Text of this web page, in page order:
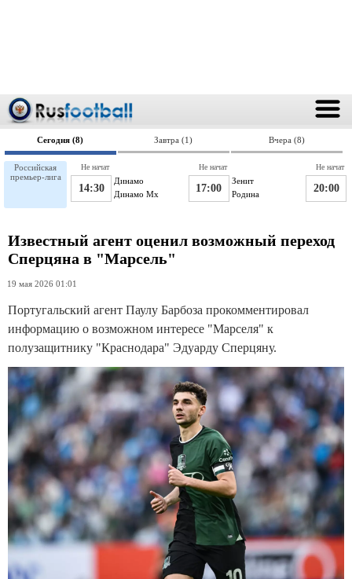
Сегодня (8) Завтра (1) Вчера (8)
Российская
премьер-лига
Динамо
14:30 Динамо Мх
Не начат
Зенит
17:00 Родина
Не начат
20:00
Не начат
Известный агент оценил возможный переход
Сперцяна в "Марсель"
19 мая 2026 01:01
Португальский агент Паулу Барбоза прокомментировал
информацию о возможном интересе "Марселя" к
полузащитнику "Краснодара" Эдуарду Сперцяну.